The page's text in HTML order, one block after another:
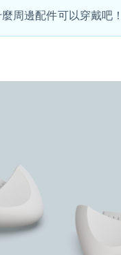
周邊配件可以穿戴吧！